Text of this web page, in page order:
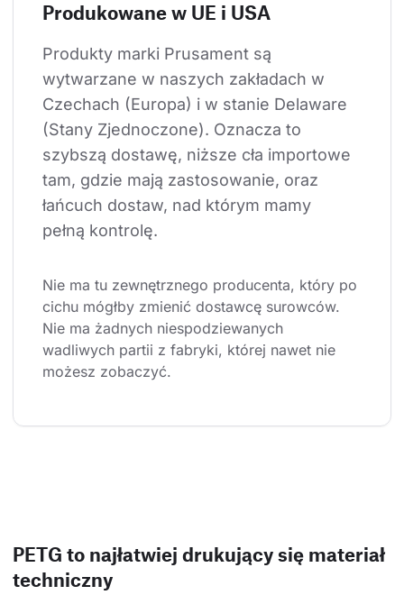
Produkowane w UE i USA
Produkty marki Prusament są
wytwarzane w naszych zakładach w
Czechach (Europa) i w stanie Delaware
(Stany Zjednoczone). Oznacza to
szybszą dostawę, niższe cła importowe
tam, gdzie mają zastosowanie, oraz
łańcuch dostaw, nad którym mamy
pełną kontrolę.
Nie ma tu zewnętrznego producenta, który po
cichu mógłby zmienić dostawcę surowców.
Nie ma żadnych niespodziewanych
wadliwych partii z fabryki, której nawet nie
możesz zobaczyć.
PETG to najłatwiej drukujący się materiał
techniczny